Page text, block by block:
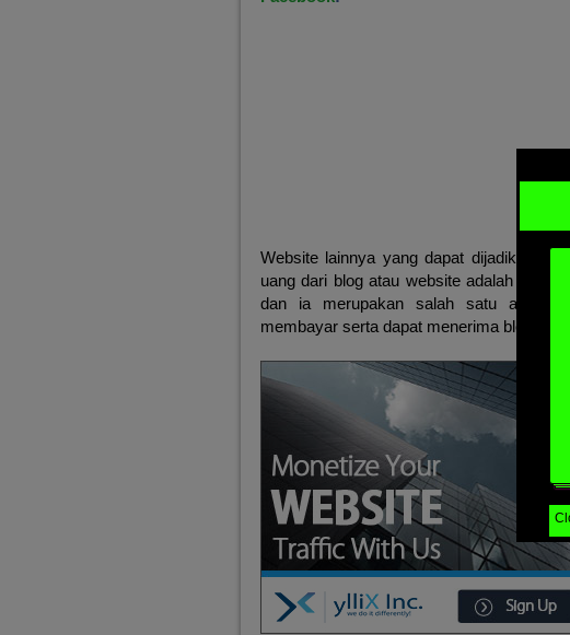
Website lainnya yang dapat dijadikan
uang dari blog atau website adalah
dan ia merupakan salah satu
membayar serta dapat menerima blog